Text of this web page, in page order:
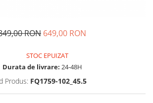
RON 649,00 RON
STOC EPUIZAT
Durata de livrare: 24-48H
Produs: FQ1759-102_45.5